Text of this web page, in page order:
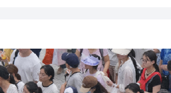
12人
通訊程式賬戶